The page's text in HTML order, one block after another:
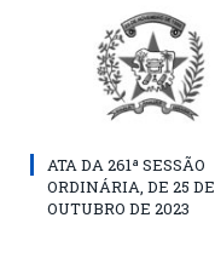
ATA DA 261ª SESSÃO
ORDINÁRIA, DE 25 DE
OUTUBRO DE 2023